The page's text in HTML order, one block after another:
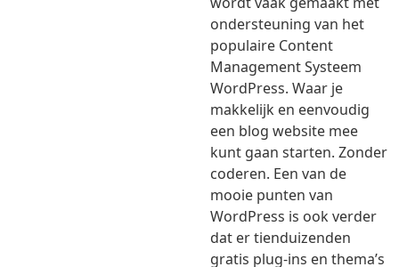
ondersteuning van het
populaire Content
Management Systeem
WordPress. Waar je
makkelijk en eenvoudig
een blog website mee
kunt gaan starten. Zonder
coderen. Een van de
mooie punten van
WordPress is ook verder
dat er tienduizenden
gratis plug-ins en thema’s